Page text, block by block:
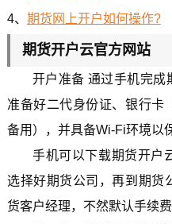
4、 期货网上开户如何操作?
期货开户云官方网站
开户准备 通过手机完成
准备好二代身份证、银行卡
备用），并具备Wi-Fi环境以
手机可以下载期货开户
选择好期货公司，再到期货
货客户经理，不然默认手续费